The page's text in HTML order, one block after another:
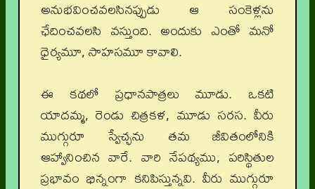
అనుభవించవలసినప్పుడు ఆ సంకెళ్లను
ఛేదించవలసి వస్తుంది. అందుకు ఎంతో మనో
ధైర్యమూ, సాహసమూ కావాలి.
ఈ కథలో ప్రధానపాత్రలు మూడు. ఒకటి
యాదమ్మ, రెండు చిత్రకళ, మూడు సరస. వీరు
ముగ్గురూ స్వేచ్ఛను తమ జీవితంలోనికి
ఆహ్వానించిన వారే. వారి నేపథ్యము, పరిస్థితుల
ప్రభావం భిన్నంగా కనిపిస్తున్నవి. వీరు ముగ్గురూ